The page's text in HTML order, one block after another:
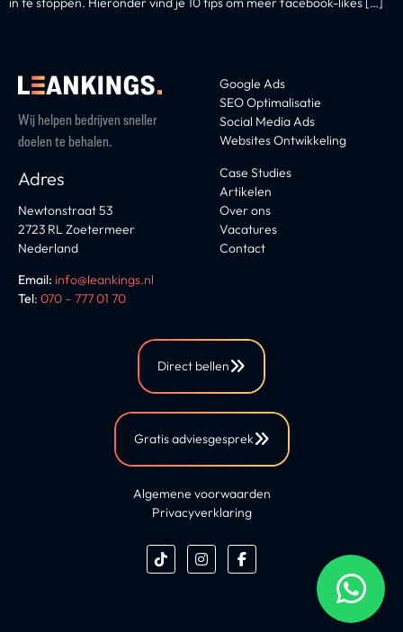
Wij helpen bedrijven sneller
doelen te behalen.
Adres
Newtonstraat 53
2723 RL Zoetermeer
Nederland
Email: info@leankings.nl
Tel: 070 – 777 01 70
Google Ads
SEO Optimalisatie
Social Media Ads
Websites Ontwikkeling
Case Studies
Artikelen
Over ons
Vacatures
Contact
Direct bellen
Gratis adviesgesprek
Algemene voorwaarden
Privacyverklaring